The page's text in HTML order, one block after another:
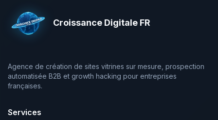
Croissance Digitale FR
Agence de création de sites vitrines sur mesure, prospection
automatisée B2B et growth hacking pour entreprises
françaises.
Services